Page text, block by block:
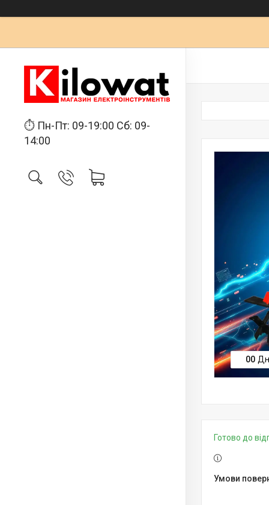
⏱ Пн-Пт: 09-19:00 Сб: 09-
14:00
00
Готово до